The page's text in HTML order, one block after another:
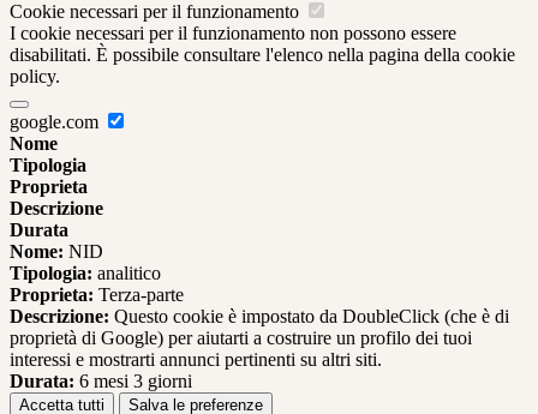
Cookie necessari per il funzionamento
I cookie necessari per il funzionamento non possono essere
disabilitati. È possibile consultare l'elenco nella pagina della cookie
policy.
google.com
Nome
Tipologia
Proprieta
Descrizione
Durata
Nome: NID
Tipologia: analitico
Proprieta: Terza-parte
Descrizione: Questo cookie è impostato da DoubleClick (che è di
proprietà di Google) per aiutarti a costruire un profilo dei tuoi
interessi e mostrarti annunci pertinenti su altri siti.
Durata: 6 mesi 3 giorni
Accetta tutti Salva le preferenze